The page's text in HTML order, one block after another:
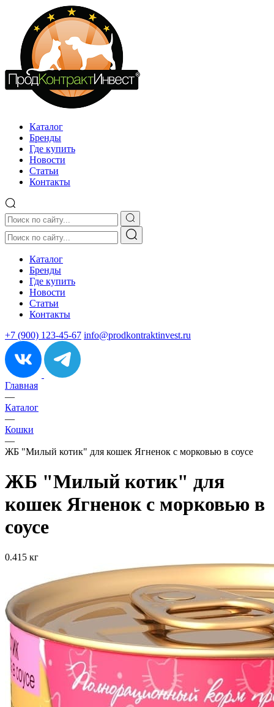
Каталог
Бренды
Где купить
Новости
Статьи
Контакты
Каталог
Бренды
Где купить
Новости
Статьи
Контакты
+7 (900) 123-45-67 info@prodkontraktinvest.ru
Главная
—
Каталог
—
Кошки
—
ЖБ "Милый котик" для кошек Ягненок с морковью в соусе
ЖБ "Милый котик" для
кошек Ягненок с морковью в
соусе
0.415 кг